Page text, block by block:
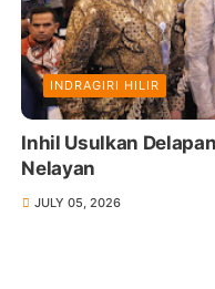
INDRAGIRI HILIR
Inhil Usulkan
Nelayan
JULY 05, 2026